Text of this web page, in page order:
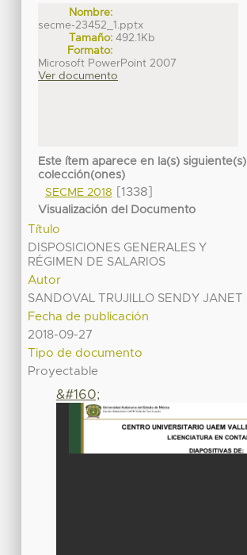
Nombre:
secme-23452_1.pptx
Tamaño: 492.1Kb
Formato:
Microsoft PowerPoint 2007
Ver documento
Este ítem aparece en la(s) siguiente(s)
colección(ones)
SECME 2018
[1338]
Visualización del Documento
Título
DISPOSICIONES GENERALES Y
RÉGIMEN DE SALARIOS
Autor
SANDOVAL TRUJILLO SENDY JANET
Fecha de publicación
2018-09-27
Tipo de documento
Proyectable
&#160;